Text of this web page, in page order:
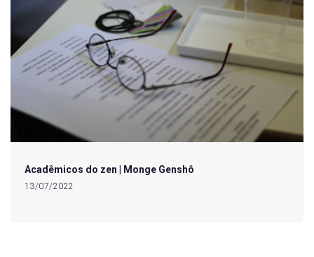
Acadêmicos do zen | Monge Genshô
13/07/2022